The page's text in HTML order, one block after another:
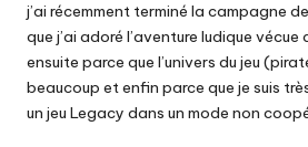
j’ai récemment terminé la campagne
que j’ai adoré l’aventure ludique
ensuite parce que l’univers du jeu
beaucoup et enfin parce que je suis
un jeu Legacy dans un mode non